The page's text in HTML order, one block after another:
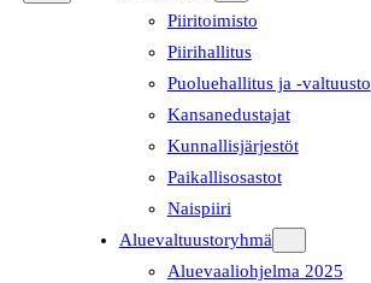
Piiritoimisto
Piirihallitus
Puoluehallitus ja -valtuusto
Kansanedustajat
Kunnallisjärjestöt
Paikallisosastot
Naispiiri
Aluevaltuustoryhmä
Aluevaaliohjelma 2025